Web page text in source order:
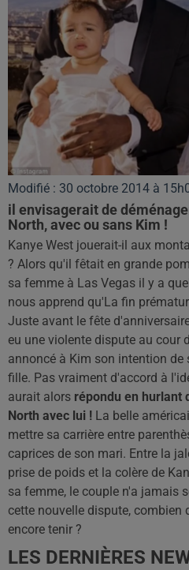
Modifié : 30 octobre 2014 à
il envisagerait de
North, avec ou sans Kim !
Kanye West jouerait-il aux
? Alors qu'il fêtait en grande
sa femme à Las Vegas il y a
nous apprend qu'La fin
Juste avant le fête
eu une violente dispute au cour
annoncé à Kim son intention de
fille. Pas vraiment d'accord à
aurait alors répondu en hurlant
North avec lui ! La belle
mettre sa carrière entre
caprices de son mari. Entre la
prise de poids et la colère de
sa femme, le couple n'a jamais
cette nouvelle dispute, combien
encore tenir ?
LES DERNIÈRES